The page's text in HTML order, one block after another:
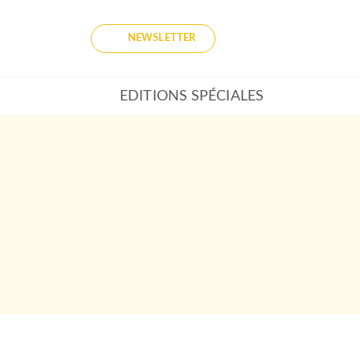
NEWSLETTER
EDITIONS SPÉCIALES